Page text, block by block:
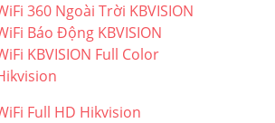
360 Ngoài Trời KBVISION
Báo Động KBVISION
KBVISION Full Color
Full HD Hikvision